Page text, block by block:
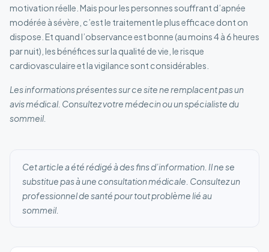
motivation réelle. Mais pour les personnes souffrant d’apnée
modérée à sévère, c’est le traitement le plus efficace dont on
dispose. Et quand l’observance est bonne (au moins 4 à 6 heures
par nuit), les bénéfices sur la qualité de vie, le risque
cardiovasculaire et la vigilance sont considérables.
Les informations présentes sur ce site ne remplacent pas un
avis médical. Consultez votre médecin ou un spécialiste du
sommeil.
Cet article a été rédigé à des fins d’information. Il ne se
substitue pas à une consultation médicale. Consultez un
professionnel de santé pour tout problème lié au
sommeil.